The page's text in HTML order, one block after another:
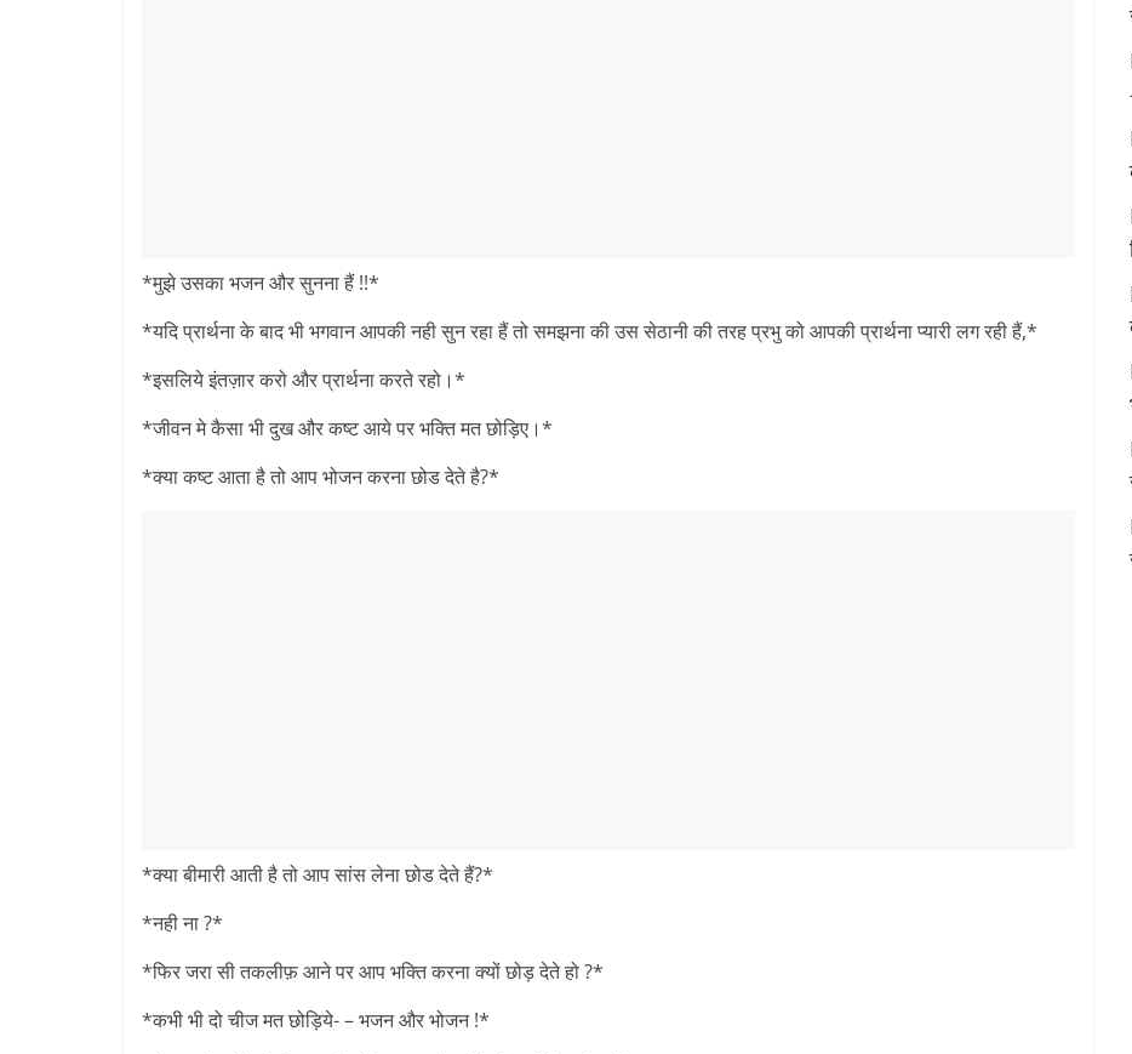
*मुझे उसका भजन और सुनना हैं !!*
*यदि प्रार्थना के बाद भी भगवान आपकी नही सुन रहा हैं तो समझना की उस सेठानी की तरह प्रभु को आपकी प्रार्थना प्यारी लग रही हैं,*
*इसलिये इंतज़ार करो और प्रार्थना करते रहो।*
*जीवन मे कैसा भी दुख और कष्ट आये पर भक्ति मत छोड़िए।*
*क्या कष्ट आता है तो आप भोजन करना छोड देते है?*
*क्या बीमारी आती है तो आप सांस लेना छोड देते हैं?*
*नही ना ?*
*फिर जरा सी तकलीफ़ आने पर आप भक्ति करना क्यों छोड़ देते हो ?*
*कभी भी दो चीज मत छोड़िये- – भजन और भोजन !*